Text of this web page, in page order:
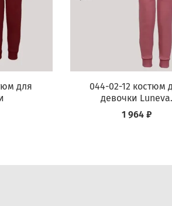
для
044-02-12 костюм
девочки Luneva.
1 964 ₽